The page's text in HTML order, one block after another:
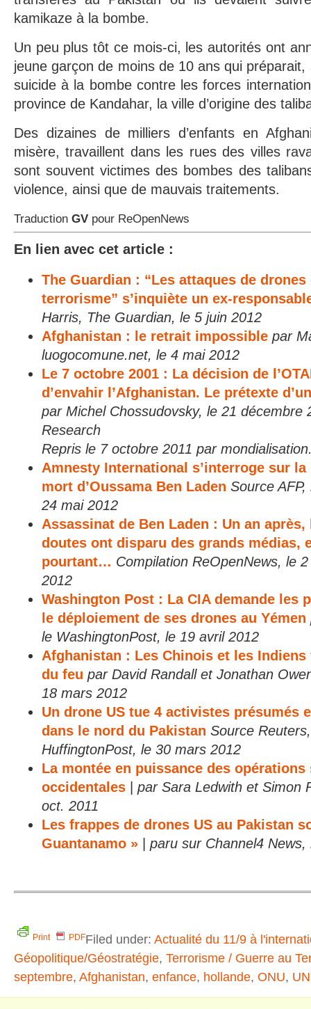
kamikaze à la bombe.
Un peu plus tôt ce mois-ci, les autorités ont
jeune garçon de moins de 10 ans qui
suicide à la bombe contre les forces
province de Kandahar, la ville d’origine des
Des dizaines de milliers d’enfants en
misère, travaillent dans les rues des villes
sont souvent victimes des bombes des
violence, ainsi que de mauvais traitements.
Traduction GV pour ReOpenNews
En lien avec cet article :
The Guardian : “Les attaques de
terrorisme” s’inquiète un ex-
Harris, The Guardian, le 5 juin 2012
Afghanistan : le retrait impossible par
luogocomune.net, le 4 mai 2012
Le 7 octobre 2001 : La décision de
d’envahir l’Afghanistan. Le prétexte
par Michel Chossudovsky, le 21 décembre
Research
Repris le 7 octobre 2011 par
Amnesty International s’interroge sur la
mort d’Oussama Ben Laden Source AFP,
24 mai 2012
Assassinat de Ben Laden : Un an après,
doutes ont disparu des grands médias,
pourtant… Compilation ReOpenNews, le
2012
Washington Post : La CIA demande les
le déploiement de ses drones au Yémen
le WashingtonPost, le 19 avril 2012
Afghanistan : Les Chinois et les
du feu par David Randall et Jonathan
18 mars 2012
Un drone US tue 4 activistes présumés
dans le nord du Pakistan Source Reuters,
HuffingtonPost, le 30 mars 2012
La montée en puissance des opérations
occidentales
par Sara Ledwith et Simon
oct. 2011
Les frappes de drones US au Pakistan
Guantanamo »
paru sur Channel4 News,
Print PDFFiled under: Actualité du 11/9 à
Géopolitique/Géostratégie, Terrorisme / Guerre au
septembre, Afghanistan, enfance, hollande, ONU,